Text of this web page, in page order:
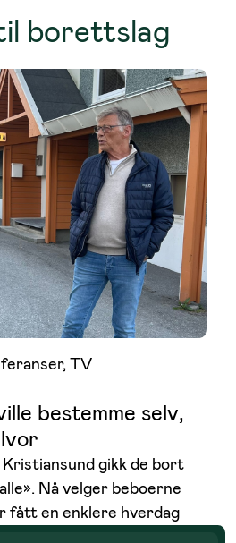
borettslag
, TV
bestemme selv,
gikk de bort
Nå velger beboerne
fått en enklere hverdag